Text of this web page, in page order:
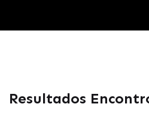
Resultados